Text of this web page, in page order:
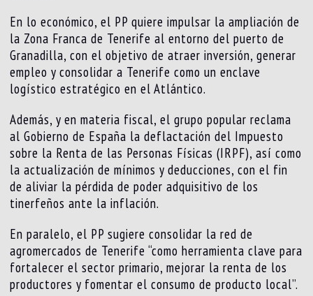
En lo económico, el PP quiere impulsar la ampliación de
la Zona Franca de Tenerife al entorno del puerto de
Granadilla, con el objetivo de atraer inversión, generar
empleo y consolidar a Tenerife como un enclave
logístico estratégico en el Atlántico.
Además, y en materia fiscal, el grupo popular reclama
al Gobierno de España la deflactación del Impuesto
sobre la Renta de las Personas Físicas (IRPF), así como
la actualización de mínimos y deducciones, con el fin
de aliviar la pérdida de poder adquisitivo de los
tinerfeños ante la inflación.
En paralelo, el PP sugiere consolidar la red de
agromercados de Tenerife “como herramienta clave para
fortalecer el sector primario, mejorar la renta de los
productores y fomentar el consumo de producto local”.